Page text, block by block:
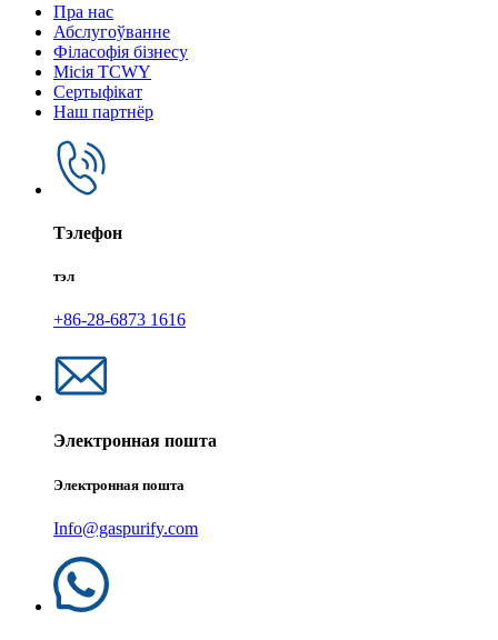
Пра нас
Абслугоўванне
Філасофія бізнесу
Місія TCWY
Сертыфікат
Наш партнёр
Тэлефон
тэл
+86-28-6873 1616
Электронная пошта
Электронная пошта
Info@gaspurify.com